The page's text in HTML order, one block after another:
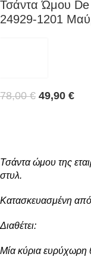
Τσάντα Ώμου
24929-1201
78,00€ 49,90 €
Τσάντα ώμου της
στυλ.
Κατασκευασμένη από
Διαθέτει:
Μία κύρια ευρύχωρη